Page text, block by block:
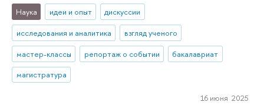
Наука идеи и опыт
дискуссии
исследования и аналитика
взгляд ученого
мастер-классы
репортаж о событии
бакалавриат
магистратура
16 июня 2025